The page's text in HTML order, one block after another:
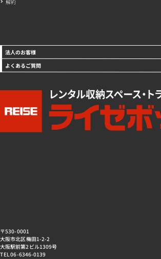
〒530-0001
大阪市北区梅田1-2-2
大阪駅前第2ビル1309号
TEL 06-6346-0139
法人のお客様
よくあるご質問